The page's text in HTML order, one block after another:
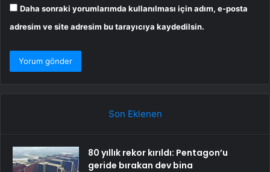
Daha sonraki yorumlarımda kullanılması için adım, e-posta
adresim ve site adresim bu tarayıcıya kaydedilsin.
Son Eklenen
80 yıllık rekor kırıldı: Pentagon’u
geride bırakan dev bina